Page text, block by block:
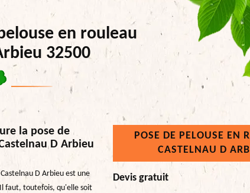
en rouleau
32500
la pose de
D Arbieu
D Arbieu est une
faut, toutefois, qu'elle soit
POSE DE PELOUSE EN
CASTELNAU D
Devis gratuit